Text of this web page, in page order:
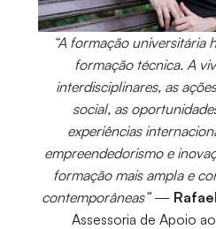
“A formação universitária
formação técnica. A
interdisciplinares, as
social, as
experiências
empreendedorismo e
formação mais ampla e
contemporâneas”—
Assessoria de Apoio